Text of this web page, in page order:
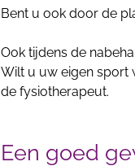
Bent u ook door de
Ook tijdens de
Wilt u uw eigen sport
de fysiotherapeut.
Een goed